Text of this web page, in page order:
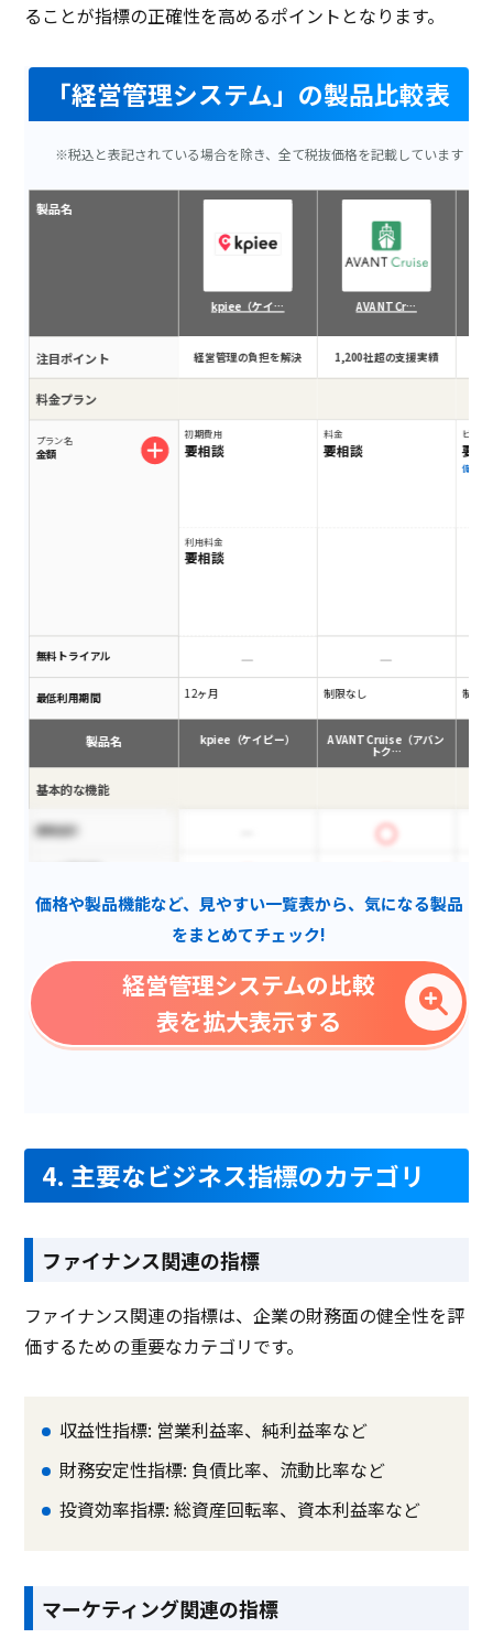
ることが指標の正確性を高めるポイントとなります。
「経営管理システム」の製品比較表
※税込と表記されている場合を除き、全て税抜価格を記載しています
製品名
注目ポイント
料金プラン
プラン名
金額
無料トライアル
最低利用期間
製品名
基本的な機能
連結会計
通貨設定
専門用語の解説動画あり
オフィスソフト連携
サプライチェーン管理
オートメーション機能
マトリクス分析
kpiee（ケイ…
経営管理の負担を解決
初期費用
要相談
利用料金
要相談
12ヶ月
kpiee（ケイピー）
AVANT Cr…
1,200社超の支援実績
料金
要相談
制限なし
AVANT Cruise（アバン
トク…
ビジネ
要相
備考
制限
価格や製品機能など、見やすい一覧表から、気になる製品
をまとめてチェック!
経営管理システムの比較
表を拡大表示する
4. 主要なビジネス指標のカテゴリ
ファイナンス関連の指標
ファイナンス関連の指標は、企業の財務面の健全性を評
価するための重要なカテゴリです。
収益性指標: 営業利益率、純利益率など
財務安定性指標: 負債比率、流動比率など
投資効率指標: 総資産回転率、資本利益率など
マーケティング関連の指標